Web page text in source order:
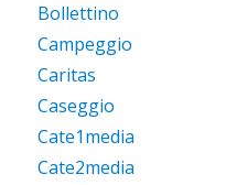
Bollettino
Campeggio
Caritas
Caseggio
Cate1media
Cate2media